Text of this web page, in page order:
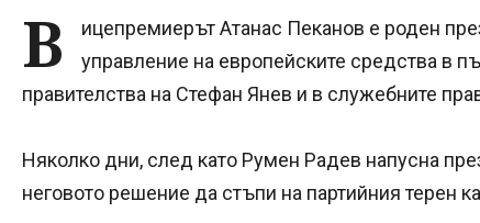
В
ицепремиерът Атанас Пеканов е роден
управление на европейските средства в
правителства на Стефан Янев и в служебните
Няколко дни, след като Румен Радев напусна
неговото решение да стъпи на партийния терен